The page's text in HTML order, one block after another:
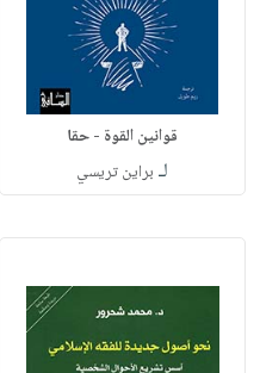
قوانين القوة - حقا
لـ براين تريسي